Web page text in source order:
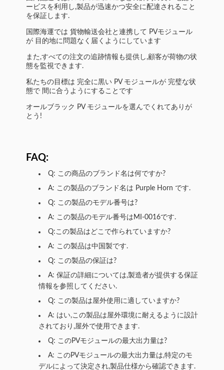
ービスを利用し,製品が迅速かつ安全に配達されること
を保証します.
国際海運では 貨物輸送会社と連携して PVモジュール
が 目的地に問題なく届くようにしています
また,すべての注文の追跡情報も提供し,顧客が荷物の状
態を監視できます.
私たちの目標は 完全に黒い PV モジュールが 完璧な状
態で 間に合うようにすることです
オールブラック PV モジュールを選んでくれてありが
とう!
FAQ:
Q: この商品のブランド名は何ですか?
A: この製品のブランド名は Purple Horn です.
Q: この製品のモデル番号は?
A: この製品のモデル番号はMI-0016です.
Q:この製品はどこで作られていますか?
A: この製品は中国製です.
Q: この製品の保証は?
A: 保証の詳細については,製造者が提供する保証
情報を参照してください.
Q: この製品は屋外使用に適していますか?
A: はい,この製品は屋外環境に耐えるように設計
されており,屋外で使用できます.
Q: このPVモジュールの最大出力量は?
A: このPVモジュールの最大出力量は,特定のモ
デルによって決定され,製品仕様から確認できます.